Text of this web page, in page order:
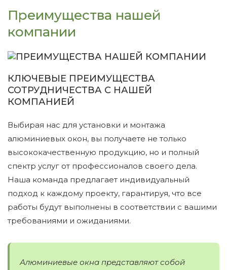
Преимущества нашей
компании
КЛЮЧЕВЫЕ ПРЕИМУЩЕСТВА
СОТРУДНИЧЕСТВА С НАШЕЙ
КОМПАНИЕЙ
Выбирая нас для установки и монтажа
алюминиевых окон, вы получаете не только
высококачественную продукцию, но и полный
спектр услуг от профессионалов своего дела.
Наша команда предлагает индивидуальный
подход к каждому проекту, гарантируя, что все
работы будут выполнены в соответствии с вашими
требованиями и ожиданиями.
Алюминиевые окна представляют собой